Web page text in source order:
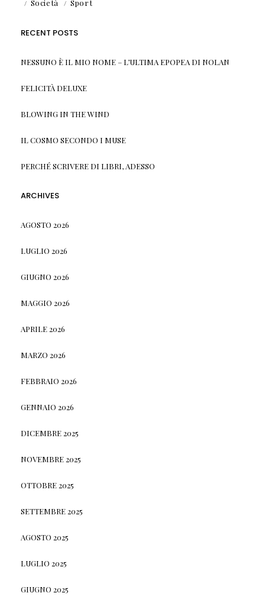
Società Sport
RECENT POSTS
NESSUNO È IL MIO NOME – L’ULTIMA EPOPEA DI NOLAN
FELICITÀ DELUXE
BLOWING IN THE WIND
IL COSMO SECONDO I MUSE
PERCHÉ SCRIVERE DI LIBRI, ADESSO
ARCHIVES
AGOSTO 2026
LUGLIO 2026
GIUGNO 2026
MAGGIO 2026
APRILE 2026
MARZO 2026
FEBBRAIO 2026
GENNAIO 2026
DICEMBRE 2025
NOVEMBRE 2025
OTTOBRE 2025
SETTEMBRE 2025
AGOSTO 2025
LUGLIO 2025
GIUGNO 2025